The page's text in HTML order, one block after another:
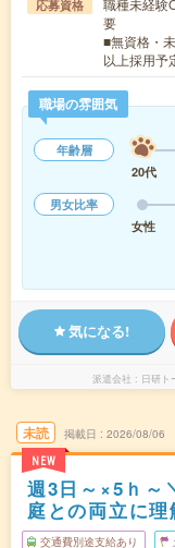
応募資格
要
■無資格・
以上採用予
職場の雰囲気
年齢層
20代
男女比率
女性
気になる!
派遣会社 日研ト
未読
NEW
掲載日 2026/08/06
週3日～×5ｈ～
庭との両立に理
交通費別途支給あり